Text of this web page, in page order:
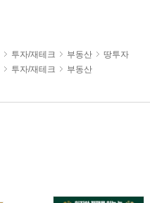
투자/재테크 부동산
땅투자
투자/재테크 부동산